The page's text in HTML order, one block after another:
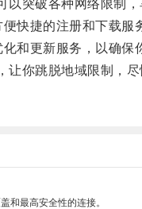
突破各种网络限制，
捷的注册和下载服
更新服务，以确保
你跳脱地域限制，尽
和最高安全性的连接。